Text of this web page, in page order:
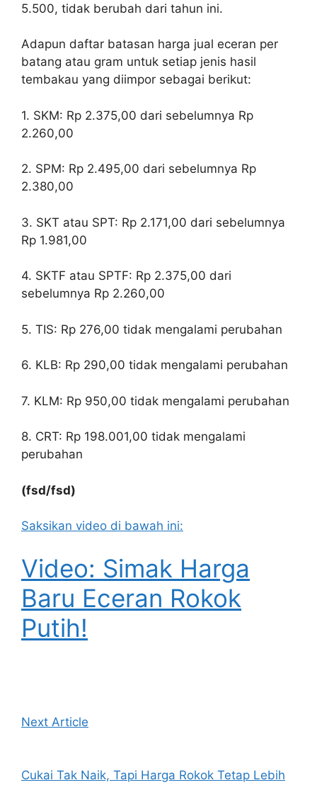
5.500, tidak berubah dari tahun ini.
Adapun daftar batasan harga jual eceran per
batang atau gram untuk setiap jenis hasil
tembakau yang diimpor sebagai berikut:
1. SKM: Rp 2.375,00 dari sebelumnya Rp
2.260,00
2. SPM: Rp 2.495,00 dari sebelumnya Rp
2.380,00
3. SKT atau SPT: Rp 2.171,00 dari sebelumnya
Rp 1.981,00
4. SKTF atau SPTF: Rp 2.375,00 dari
sebelumnya Rp 2.260,00
5. TIS: Rp 276,00 tidak mengalami perubahan
6. KLB: Rp 290,00 tidak mengalami perubahan
7. KLM: Rp 950,00 tidak mengalami perubahan
8. CRT: Rp 198.001,00 tidak mengalami
perubahan
(fsd/fsd)
Saksikan video di bawah ini:
Video: Simak Harga
Baru Eceran Rokok
Putih!
Next Article
Cukai Tak Naik, Tapi Harga Rokok Tetap Lebih